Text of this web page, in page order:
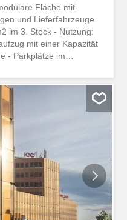
Fläche mit
und Lieferfahrzeuge
im 3. Stock - Nutzung:
mit einer Kapazität
- Parkplätze im
Meyrin Bahnhof in 5
für Lieferwagen
Daten - Deckenhöhe ca.
– Ab sofort oder
interessiert Sie oder Sie
stehen Ihnen zur
von 24 Stunden
modulable en fonction
par camions et fourgons
au 3ème étage -
- Monte-charge avec
de